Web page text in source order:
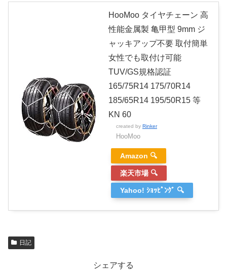
HooMoo タイヤチェーン 高
性能金属製 亀甲型 9mm ジ
ャッキアップ不要 取付簡単
女性でも取付け可能
TUV/GS規格認証
165/75R14 175/70R14
185/65R14 195/50R15 等
KN 60
created by Rinker
HooMoo
Amazon 🔍
楽天市場 🔍
Yahoo! ｼｮｯﾋﾟﾝｸﾞ 🔍
日記
シェアする